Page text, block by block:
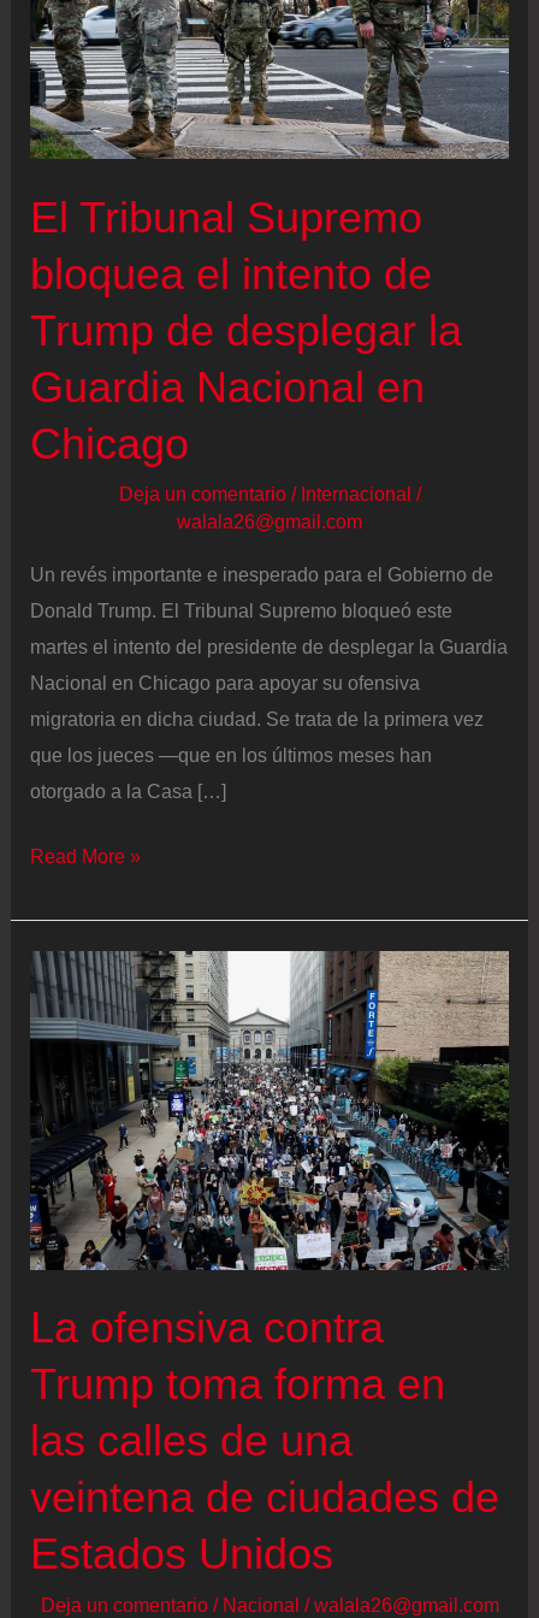
El Tribunal Supremo
bloquea el intento de
Trump de desplegar la
Guardia Nacional en
Chicago
Deja un comentario / Internacional /
walala26@gmail.com
Un revés importante e inesperado para el Gobierno de
Donald Trump. El Tribunal Supremo bloqueó este
martes el intento del presidente de desplegar la Guardia
Nacional en Chicago para apoyar su ofensiva
migratoria en dicha ciudad. Se trata de la primera vez
que los jueces —que en los últimos meses han
otorgado a la Casa […]
El
Supremo
bloquea
el
intento
Trump
de
desplegar
la
Guardia
Read More »
La ofensiva contra
Trump toma forma en
las calles de una
veintena de ciudades de
Estados Unidos
Deja un comentario / Nacional /walala26@gmail.com